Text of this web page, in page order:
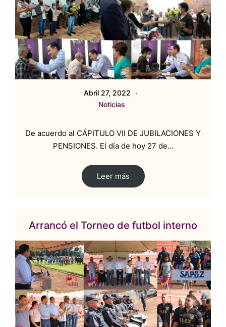
Abril 27, 2022
Noticias
De acuerdo al CÁPITULO VII DE JUBILACIONES Y
PENSIONES. El día de hoy 27 de…
Leer más
Arrancó el Torneo de futbol interno